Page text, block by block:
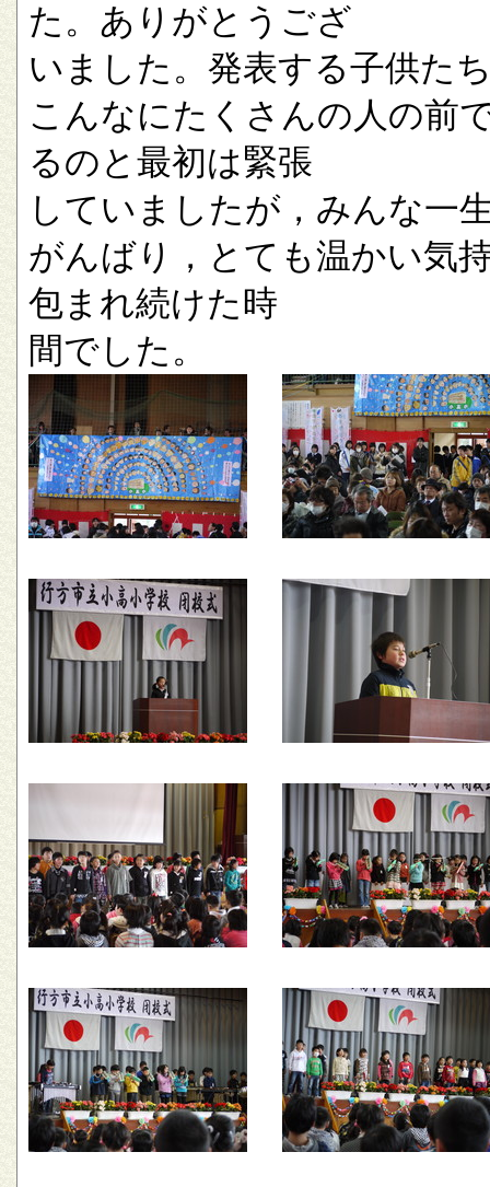
た。ありがとうござ
いました。発表する子供た
こんなにたくさんの人の前
るのと最初は緊張
していましたが，みんな一
がんばり，とても温かい気
包まれ続けた時
間でした。